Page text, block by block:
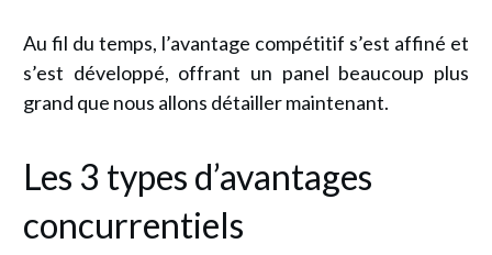
Au fil du temps, l’avantage compétitif s’est affiné et
s’est développé, offrant un panel beaucoup plus
grand que nous allons détailler maintenant.
Les 3 types d’avantages
concurrentiels